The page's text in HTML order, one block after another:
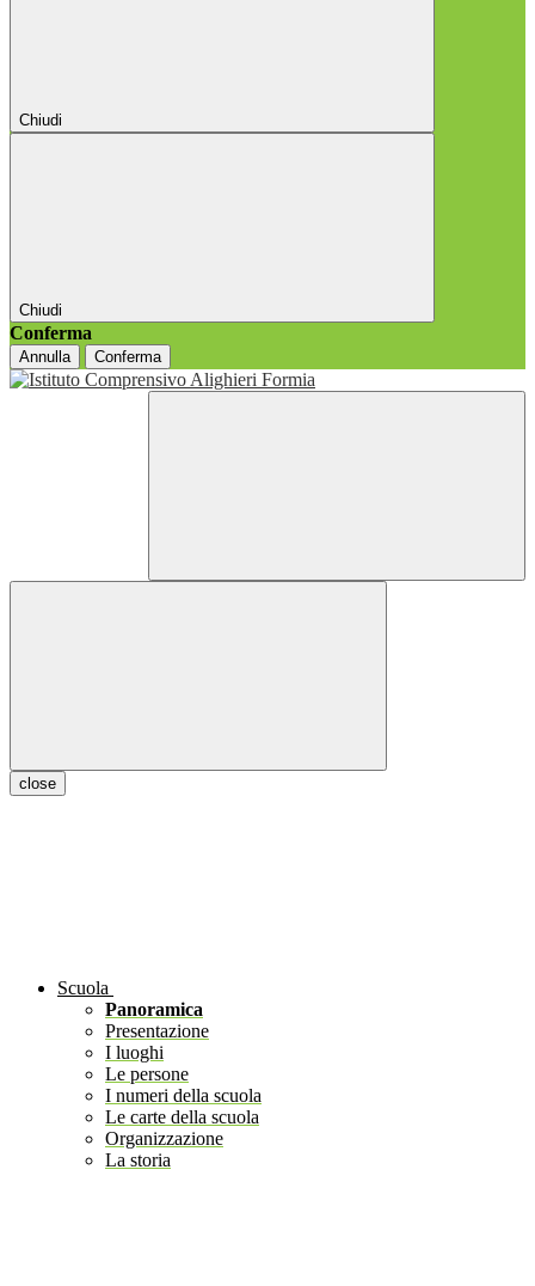
Chiudi
Chiudi
Conferma
Annulla Conferma
close
Scuola
Panoramica
Presentazione
I luoghi
Le persone
I numeri della scuola
Le carte della scuola
Organizzazione
La storia